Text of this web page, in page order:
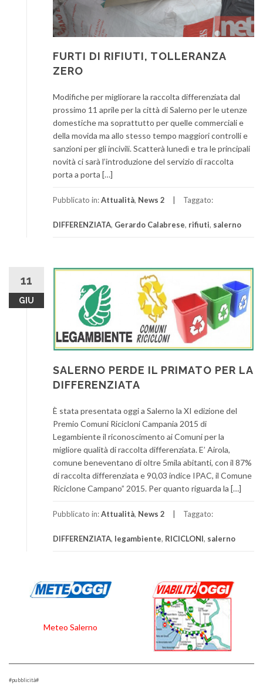
FURTI DI RIFIUTI, TOLLERANZA
ZERO
Modifiche per migliorare la raccolta differenziata dal
prossimo 11 aprile per la città di Salerno per le utenze
domestiche ma soprattutto per quelle commerciali e
della movida ma allo stesso tempo maggiori controlli e
sanzioni per gli incivili. Scatterà lunedì e tra le principali
novità ci sarà l’introduzione del servizio di raccolta
porta a porta […]
Pubblicato in:Attualità, News 2 Taggato:
DIFFERENZIATA, Gerardo Calabrese, rifiuti, salerno
11
GIU
SALERNO PERDE IL PRIMATO PER LA
DIFFERENZIATA
È stata presentata oggi a Salerno la XI edizione del
Premio Comuni Ricicloni Campania 2015 di
Legambiente il riconoscimento ai Comuni per la
migliore qualità di raccolta differenziata. E’ Airola,
comune beneventano di oltre 5mila abitanti, con il 87%
di raccolta differenziata e 90,03 indice IPAC, il Comune
Riciclone Campano” 2015. Per quanto riguarda la […]
Pubblicato in:Attualità, News 2 Taggato:
DIFFERENZIATA, legambiente, RICICLONI, salerno
Meteo Salerno
#pubblicità#